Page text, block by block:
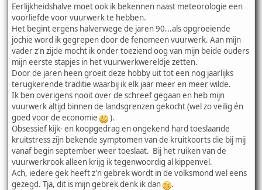
Eerlijkheidshalve moet ook ik bekennen naast meteorologie een
voorliefde voor vuurwerk te hebben.
Het begint ergens halverwege de jaren 90...als opgroeiende
jochie word ik gegrepen door de fenomeen vuurwerk. Aan mijn
vader z'n zijde mocht ik onder toeziend oog van mijn beide ouders
mijn eerste stapjes in het vuurwerkwereldje zetten.
Door de jaren heen groeit deze hobby uit tot een nog jaarlijks
terugkerende traditie waarbij ik elk jaar meer en meer wilde.
Ik ben overigens nooit over de schreef gegaan en heb mijn
vuurwerk altijd binnen de landsgrenzen gekocht (wel zo veilig én
goed voor de economie
).
Obsessief kijk- en koopgedrag en ongekend hard toeslaande
kruitstress zijn bekende symptomen van de kruitkoorts die bij mij
vanaf begin september weer toeslaat. Bij het ruiken van de
vuurwerkrook alleen krijg ik tegenwoordig al kippenvel.
Ach, iedere gek heeft z'n gebrek wordt in de volksmond wel eens
gezegd. Tja, dit is mijn gebrek denk ik dan
.